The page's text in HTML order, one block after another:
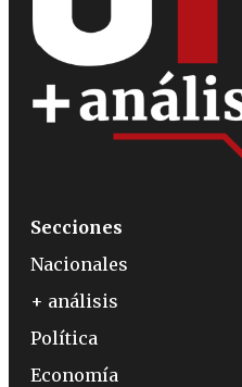
Secciones
Nacionales
+ análisis
Política
Economía